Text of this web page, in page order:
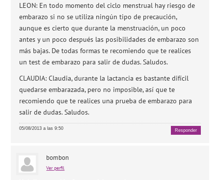
LEON: En todo momento del ciclo menstrual hay riesgo de
embarazo si no se utiliza ningún tipo de precaución,
aunque es cierto que durante la menstruación, un poco
antes y un poco después las posibilidades de embarazo son
más bajas. De todas formas te recomiendo que te realices
un test de embarazo para salir de dudas. Saludos.
CLAUDIA: Claudia, durante la lactancia es bastante difícil
quedarse embarazada, pero no imposible, así que te
recomiendo que te realices una prueba de embarazo para
salir de dudas. Saludos.
05/08/2013 a las 9:50 Responder
bombon
Ver perfil